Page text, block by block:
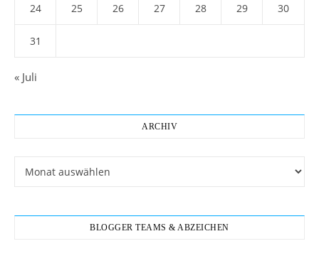
24 25 26 27 28 29 30
31
« Juli
ARCHIV
BLOGGER TEAMS & ABZEICHEN